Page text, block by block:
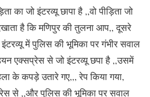
का जो इंटरव्यू छापा है ,,वो पीड़िता जो
है कि मणिपुर की तुलना आप,, दूसरे
में पुलिस की भूमिका पर गंभीर सवाल
एक्सप्रेस से जो इंटरव्यू छपा है ,,उसमें
के कपड़े उतारे गए,,, रेप किया गया,
से ,,और पुलिस की भूमिका पर सवाल